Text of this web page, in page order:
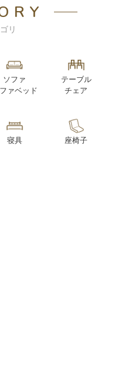
リ
ソファ
ァベッド
テーブル
チェア
寝具 座椅子